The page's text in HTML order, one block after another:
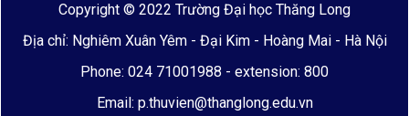
Copyright © 2022 Trường Đại học Thăng Long
Địa chỉ: Nghiêm Xuân Yêm - Đại Kim - Hoàng Mai - Hà Nội
Phone: 024 71001988 - extension: 800
Email: p.thuvien@thanglong.edu.vn